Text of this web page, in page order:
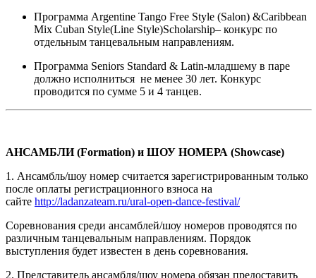
Программа Argentine Tango Free Style (Salon) &Caribbean
Mix Cuban Style(Line Style)Scholarship– конкурс по
отдельным танцевальным направлениям.
Программа Seniors Standard & Latin-младшему в паре
должно исполниться не менее 30 лет. Конкурс
проводится по сумме 5 и 4 танцев.
АНСАМБЛИ (Formation) и ШОУ НОМЕРА (Showcase)
1. Ансамбль/шоу номер считается зарегистрированным только
после оплаты регистрационного взноса на
сайте http://ladanzateam.ru/ural-open-dance-festival/
Соревнования среди ансамблей/шоу номеров проводятся по
различным танцевальным направлениям. Порядок
выступления будет известен в день соревнования.
2. Представитель ансамбля/шоу номера обязан предоставить